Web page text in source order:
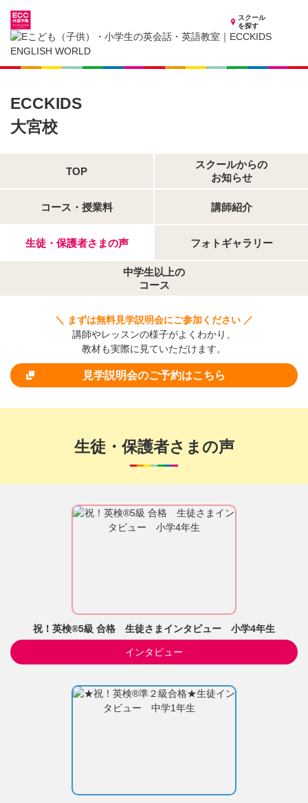
スクール
を探す
埼玉県の子供英会話・英語教室
子供（小学生）英会話・英語教室 ECCKIDS 大宮校
生徒・保護者さまの声
ECCKIDS
大宮校
TOP
スクールからの
お知らせ
コース・授業料 講師紹介
生徒・保護者さまの声 フォトギャラリー
中学生以上の
コース
＼ まずは無料見学説明会にご参加ください ／
講師やレッスンの様子がよくわかり、
教材も実際に見ていただけます。
見学説明会のご予約はこちら
生徒・保護者さまの声
祝！英検®5級 合格 生徒さまインタビュー 小学4年生
インタビュー